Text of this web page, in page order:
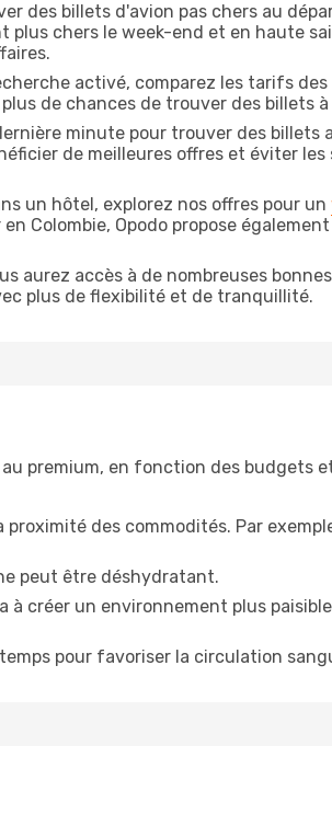
des billets d'avion pas chers au
chers le week-end et en haute
activé, comparez les tarifs
de chances de trouver des billets à
minute pour trouver des billets
de meilleures offres et éviter
un hôtel, explorez nos offres pour un
Colombie, Opodo propose
aurez accès à de nombreuses
plus de flexibilité et de tranquillité.
premium, en fonction des budgets
proximité des commodités. Par
peut être déshydratant.
à créer un environnement plus
pour favoriser la circulation